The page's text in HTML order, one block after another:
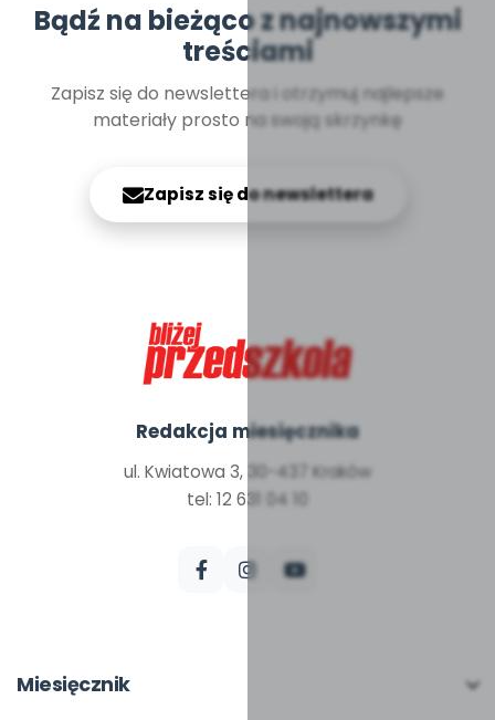
Bądź na bieżąco z najnowszymi
treściami
Zapisz się do newslettera i otrzymuj najlepsze
materiały prosto na swoją skrzynkę
Zapisz się do newslettera
Redakcja miesięcznika
ul. Kwiatowa 3, 30-437 Kraków
tel: 12 631 04 10
Miesięcznik